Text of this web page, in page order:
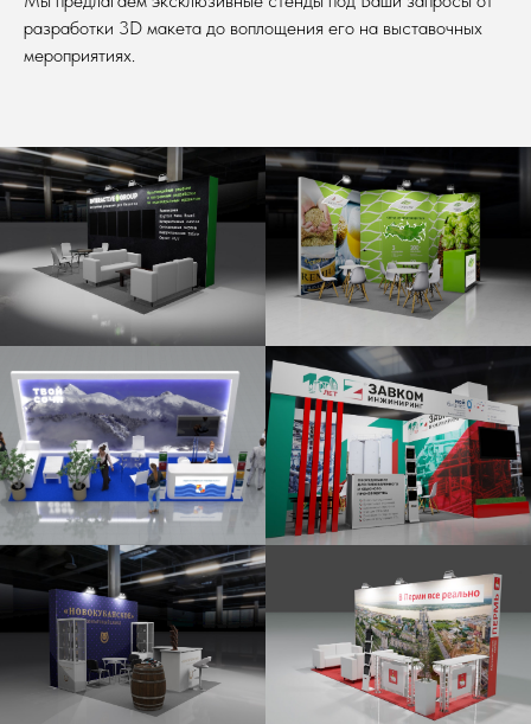
разработки 3D макета до воплощения его на выставочных
мероприятиях.